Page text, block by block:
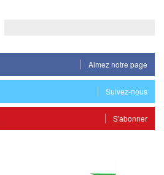
Aimez notre page
Suivez-nous
S'abonner